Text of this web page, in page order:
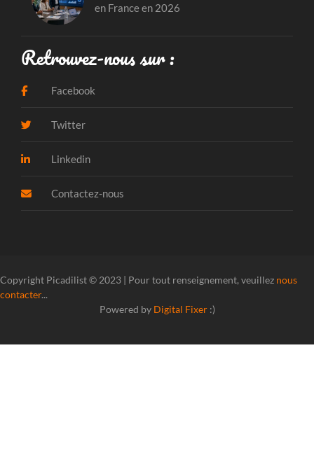
en France en 2026
Retrouvez-nous sur :
Facebook
Twitter
Linkedin
Contactez-nous
Copyright Picadilist © 2023 | Pour tout renseignement, veuillez nous
contacter...
Powered by Digital Fixer:)